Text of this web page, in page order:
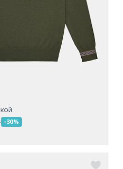
-30%